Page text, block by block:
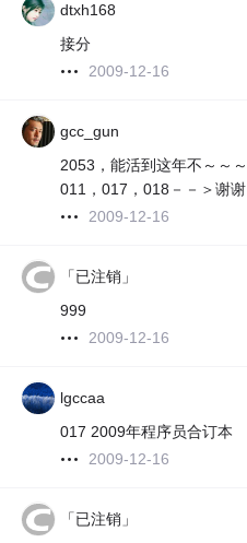
dtxh168
接分
2009-12-16
gcc_gun
2053，能活到这年不～～～
011，017，018－－＞谢谢
2009-12-16
「已注销」
999
2009-12-16
lgccaa
017 2009年程序员合订本
2009-12-16
「已注销」